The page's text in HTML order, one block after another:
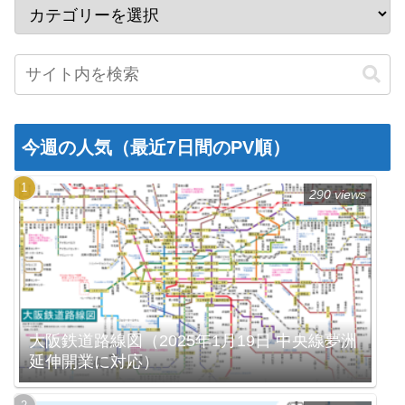
今週の人気（最近7日間のPV順）
大阪鉄道路線図（2025年1月19日 中央線夢洲
延伸開業に対応）
290 views